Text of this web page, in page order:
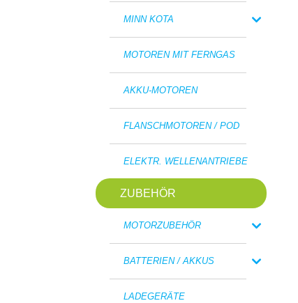
MINN KOTA
MOTOREN MIT FERNGAS
AKKU-MOTOREN
FLANSCHMOTOREN / POD
ELEKTR. WELLENANTRIEBE
ZUBEHÖR
MOTORZUBEHÖR
BATTERIEN / AKKUS
LADEGERÄTE